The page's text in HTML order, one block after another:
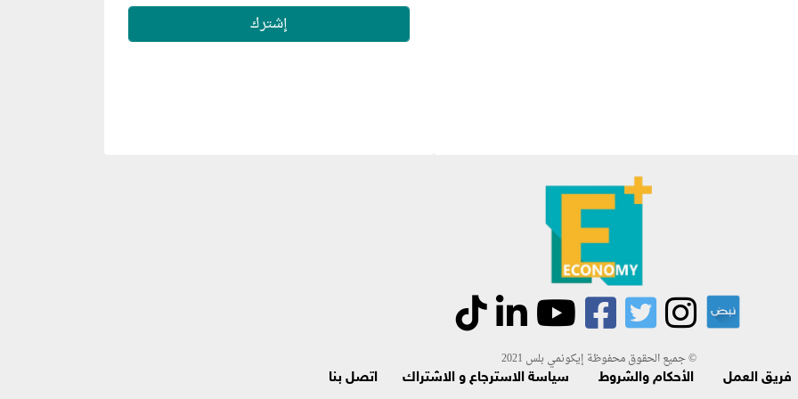
جميع الحقوق محفوظة إيكونمي بلس 2021 ©
فريق العمل الأحكام والشروط سياسة الاسترجاع و الاشتراك اتصل بنا